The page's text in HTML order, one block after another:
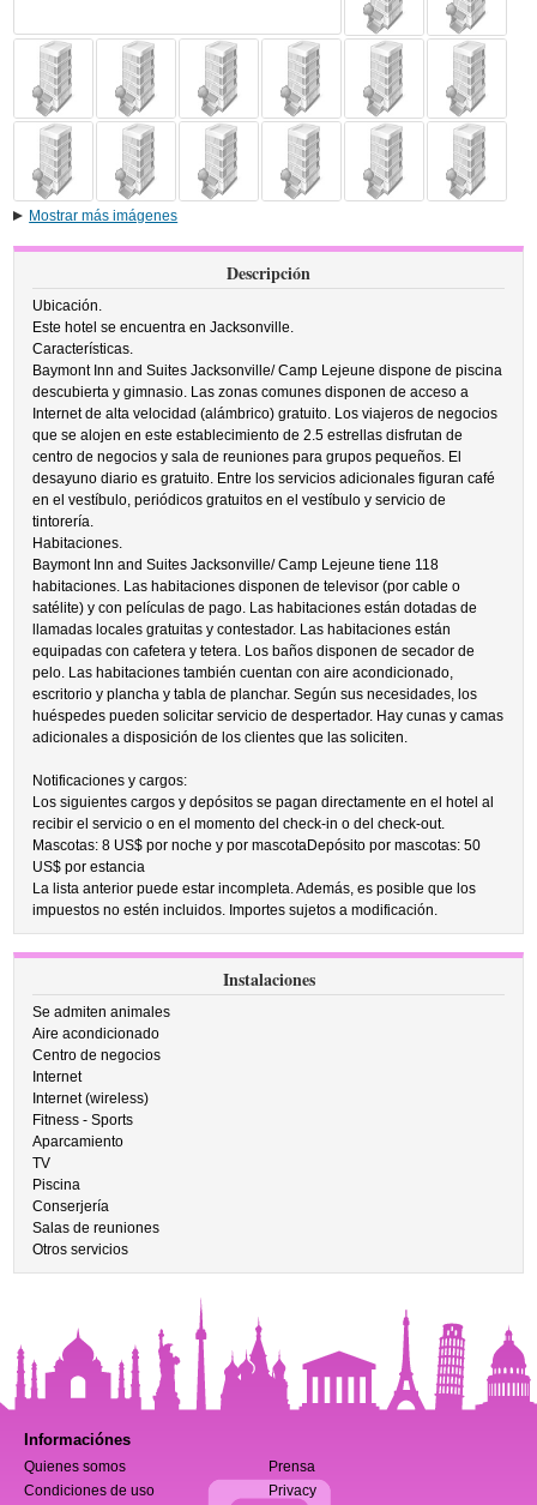
Mostrar más imágenes
Descripción
Ubicación.
Este hotel se encuentra en Jacksonville.
Características.
Baymont Inn and Suites Jacksonville/ Camp Lejeune dispone de piscina
descubierta y gimnasio. Las zonas comunes disponen de acceso a
Internet de alta velocidad (alámbrico) gratuito. Los viajeros de negocios
que se alojen en este establecimiento de 2.5 estrellas disfrutan de
centro de negocios y sala de reuniones para grupos pequeños. El
desayuno diario es gratuito. Entre los servicios adicionales figuran café
en el vestíbulo, periódicos gratuitos en el vestíbulo y servicio de
tintorería.
Habitaciones.
Baymont Inn and Suites Jacksonville/ Camp Lejeune tiene 118
habitaciones. Las habitaciones disponen de televisor (por cable o
satélite) y con películas de pago. Las habitaciones están dotadas de
llamadas locales gratuitas y contestador. Las habitaciones están
equipadas con cafetera y tetera. Los baños disponen de secador de
pelo. Las habitaciones también cuentan con aire acondicionado,
escritorio y plancha y tabla de planchar. Según sus necesidades, los
huéspedes pueden solicitar servicio de despertador. Hay cunas y camas
adicionales a disposición de los clientes que las soliciten.
Notificaciones y cargos:
Los siguientes cargos y depósitos se pagan directamente en el hotel al
recibir el servicio o en el momento del check-in o del check-out.
Mascotas: 8 US$ por noche y por mascotaDepósito por mascotas: 50
US$ por estancia
La lista anterior puede estar incompleta. Además, es posible que los
impuestos no estén incluidos. Importes sujetos a modificación.
Instalaciones
Se admiten animales
Aire acondicionado
Centro de negocios
Internet
Internet (wireless)
Fitness - Sports
Aparcamiento
TV
Piscina
Conserjería
Salas de reuniones
Otros servicios
Informaciónes
Quienes somos
Prensa
Condiciones de uso
Privacy